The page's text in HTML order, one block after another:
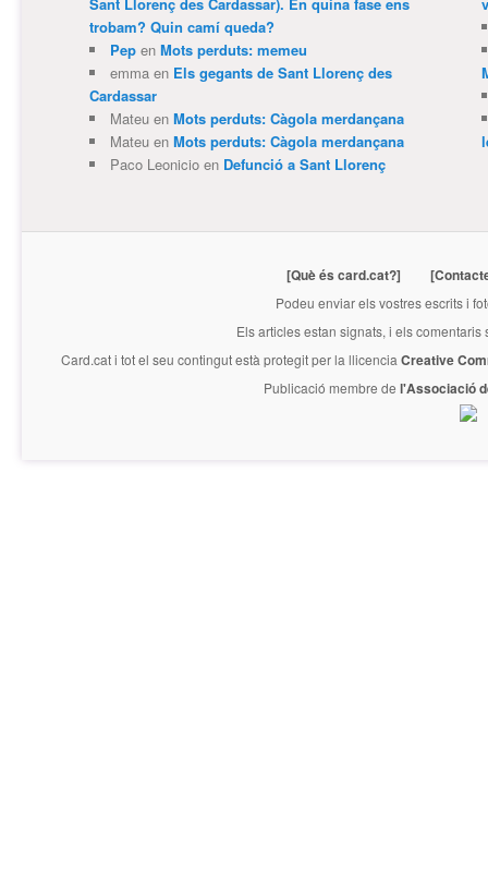
trobam? Quin camí queda?
Pepen Mots perduts: memeu
emmaen Els gegants de Sant Llorenç des
Cardassar
Mateuen Mots perduts: Càgola merdançana
Mateuen Mots perduts: Càgola merdançana
Paco Leonicioen Defunció a Sant Llorenç
[Què és card.cat?]
Podeu enviar els vostres escrits i
Els articles estan signats, i els
Card.cati tot el seu contingut està protegit per la llicenciaCreative
Publicació membre de l'Associació